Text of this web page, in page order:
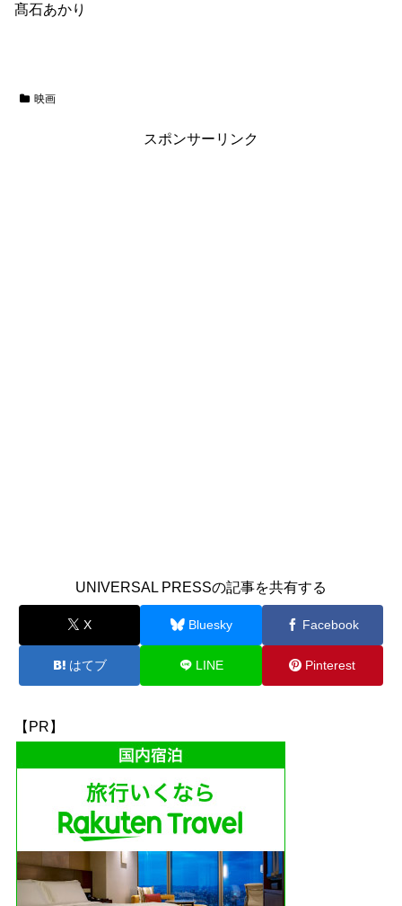
髙石あかり
映画
スポンサーリンク
UNIVERSAL PRESSの記事を共有する
X Bluesky Facebook
はてブ LINE Pinterest
【PR】